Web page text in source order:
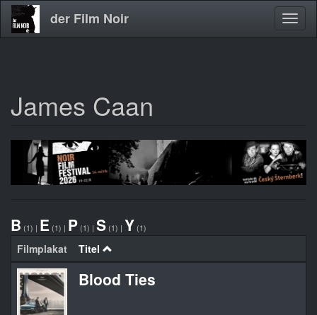
Direkt
zum
der Film Noir
James Caan
B (1) | E (1) | P (1) | S (1) | Y (1)
Filmplakat Titel
Blood Ties